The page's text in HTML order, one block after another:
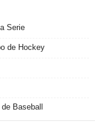
Serie
de Hockey
Baseball